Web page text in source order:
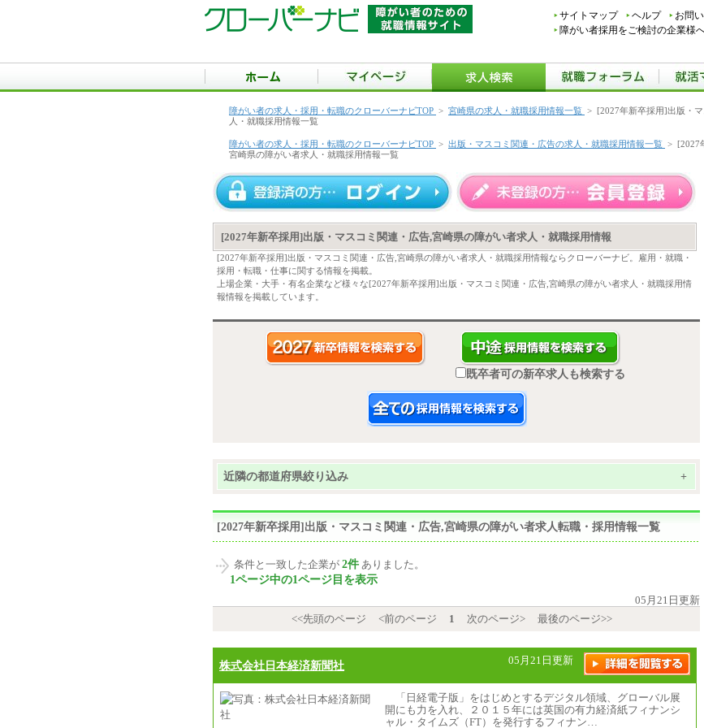
サイトマップ ヘルプ お問
障がい者採用をご検討の企業様
障がい者の求人・採用・転職のクローバーナビTOP > 宮崎県の求人・就職採用情報一覧 > [2027年新卒採用]出版・
人・就職採用情報一覧
障がい者の求人・採用・転職のクローバーナビTOP > 出版・マスコミ関連・広告の求人・就職採用情報一覧 > [2027
宮崎県の障がい者求人・就職採用情報一覧
[2027年新卒採用]出版・マスコミ関連・広告,宮崎県の障がい者求人・就職採用情報
[2027年新卒採用]出版・マスコミ関連・広告,宮崎県の障がい者求人・就職採用情報ならクローバーナビ。雇用・就職・
採用・転職・仕事に関する情報を掲載。
上場企業・大手・有名企業など様々な[2027年新卒採用]出版・マスコミ関連・広告,宮崎県の障がい者求人・就職採用情
報情報を掲載しています。
既卒者可の新卒求人も検索する
近隣の都道府県絞り込み +
[2027年新卒採用]出版・マスコミ関連・広告,宮崎県の障がい者求人転職・採用情報一覧
条件と一致した企業が 2件 ありました。
1ページ中の1ページ目を表示
05月21日更新
<<先頭のページ
<前のページ 1 次のページ> 最後のページ>>
株式会社日本経済新聞社 05月21日更新
「日経電子版」をはじめとするデジタル領域、グローバル展
開にも力を入れ、２０１５年には英国の有力経済紙フィナンシ
ャル・タイムズ（FT）を発行するフィナン…